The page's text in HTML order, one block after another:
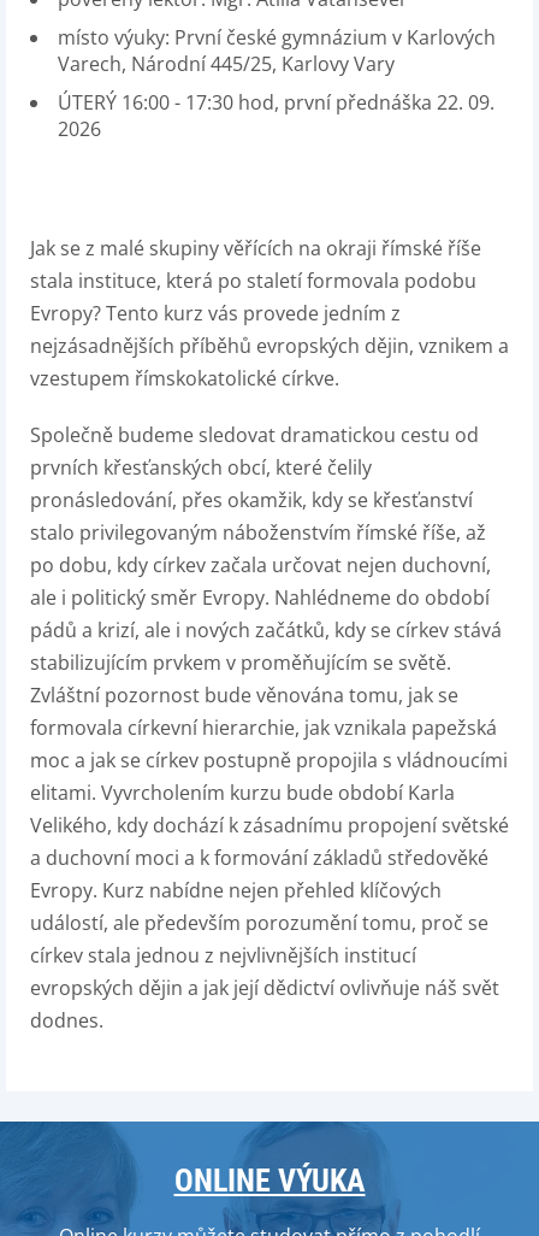
místo výuky: První české gymnázium v Karlových
Varech, Národní 445/25, Karlovy Vary
ÚTERÝ 16:00 - 17:30 hod, první přednáška 22. 09.
2026
Jak se z malé skupiny věřících na okraji římské říše
stala instituce, která po staletí formovala podobu
Evropy? Tento kurz vás provede jedním z
nejzásadnějších příběhů evropských dějin, vznikem a
vzestupem římskokatolické církve.
Společně budeme sledovat dramatickou cestu od
prvních křesťanských obcí, které čelily
pronásledování, přes okamžik, kdy se křesťanství
stalo privilegovaným náboženstvím římské říše, až
po dobu, kdy církev začala určovat nejen duchovní,
ale i politický směr Evropy. Nahlédneme do období
pádů a krizí, ale i nových začátků, kdy se církev stává
stabilizujícím prvkem v proměňujícím se světě.
Zvláštní pozornost bude věnována tomu, jak se
formovala církevní hierarchie, jak vznikala papežská
moc a jak se církev postupně propojila s vládnoucími
elitami. Vyvrcholením kurzu bude období Karla
Velikého, kdy dochází k zásadnímu propojení světské
a duchovní moci a k formování základů středověké
Evropy. Kurz nabídne nejen přehled klíčových
událostí, ale především porozumění tomu, proč se
církev stala jednou z nejvlivnějších institucí
evropských dějin a jak její dědictví ovlivňuje náš svět
dodnes.
ONLINE VÝUKA